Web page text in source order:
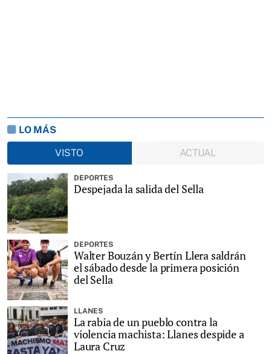
LO MÁS
VISTO
ACTUAL
DEPORTES
Despejada la salida del Sella
DEPORTES
Walter Bouzán y Bertín Llera saldrán
el sábado desde la primera posición
del Sella
LLANES
La rabia de un pueblo contra la
violencia machista: Llanes despide a
Laura Cruz